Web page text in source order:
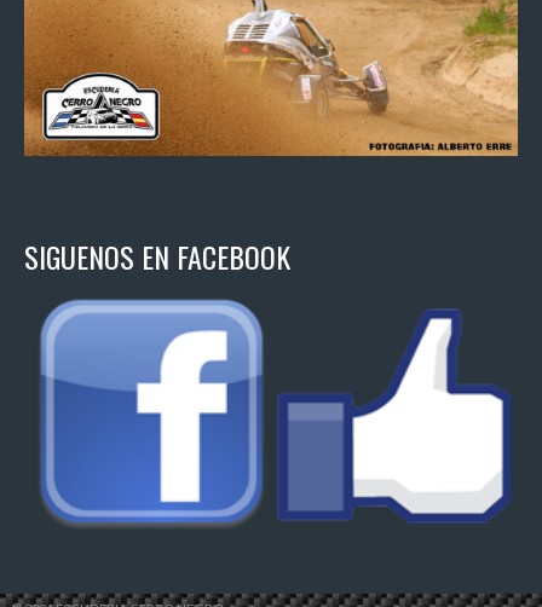
SIGUENOS EN FACEBOOK